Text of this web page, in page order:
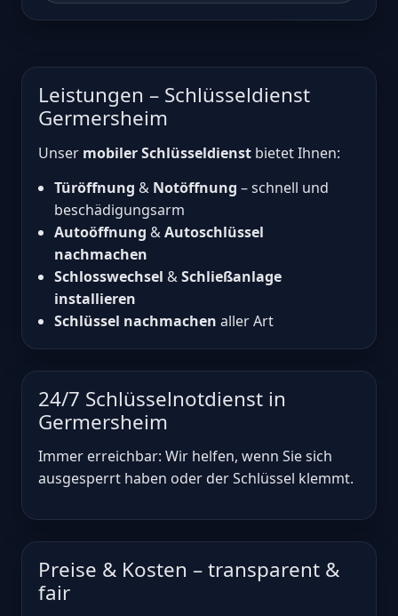
Leistungen – Schlüsseldienst
Germersheim
Unser mobiler Schlüsseldienst bietet Ihnen:
Türöffnung & Notöffnung – schnell und
beschädigungsarm
Autoöffnung &Autoschlüssel
nachmachen
Schlosswechsel &Schließanlage
installieren
Schlüssel nachmachen aller Art
24/7 Schlüsselnotdienst in
Germersheim
Immer erreichbar: Wir helfen, wenn Sie sich
ausgesperrt haben oder der Schlüssel klemmt.
Preise & Kosten – transparent &
fair